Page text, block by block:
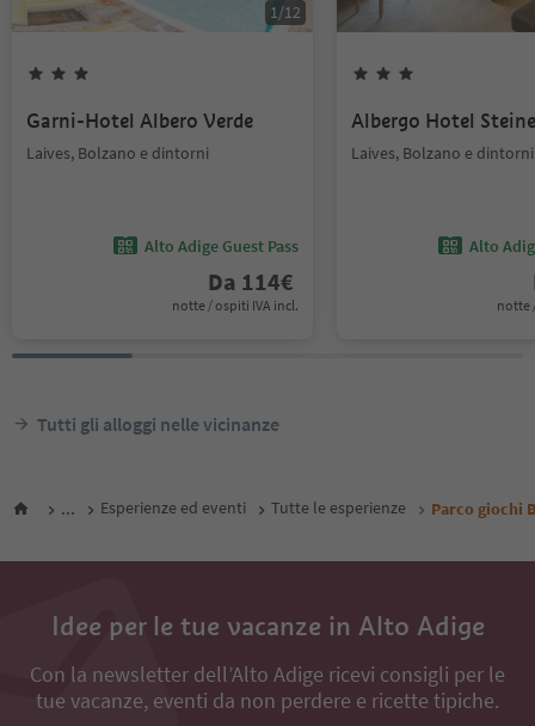
1/12
Garni-Hotel Albero Verde
Laives, Bolzano e dintorni
Alto Adige Guest Pass
Da 114€
notte / ospiti IVA incl.
Albergo Hotel
Laives, Bolzano e dintorni
Alto
notte
Tutti gli alloggi nelle vicinanze
... Esperienze ed eventi Tutte le esperienze Parco giochi
Idee per le tue vacanze in Alto Adige
Con la newsletter dell’Alto Adige ricevi consigli per le
tue vacanze, eventi da non perdere e ricette tipiche.